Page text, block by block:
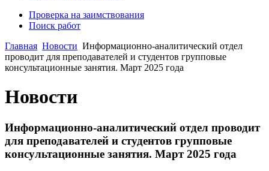
Проверка на заимствования
Поиск работ
Главная Новости Информационно-аналитический отдел
проводит для преподавателей и студентов групповые
консультационные занятия. Март 2025 года
Новости
Информационно-аналитический отдел проводит
для преподавателей и студентов групповые
консультационные занятия. Март 2025 года